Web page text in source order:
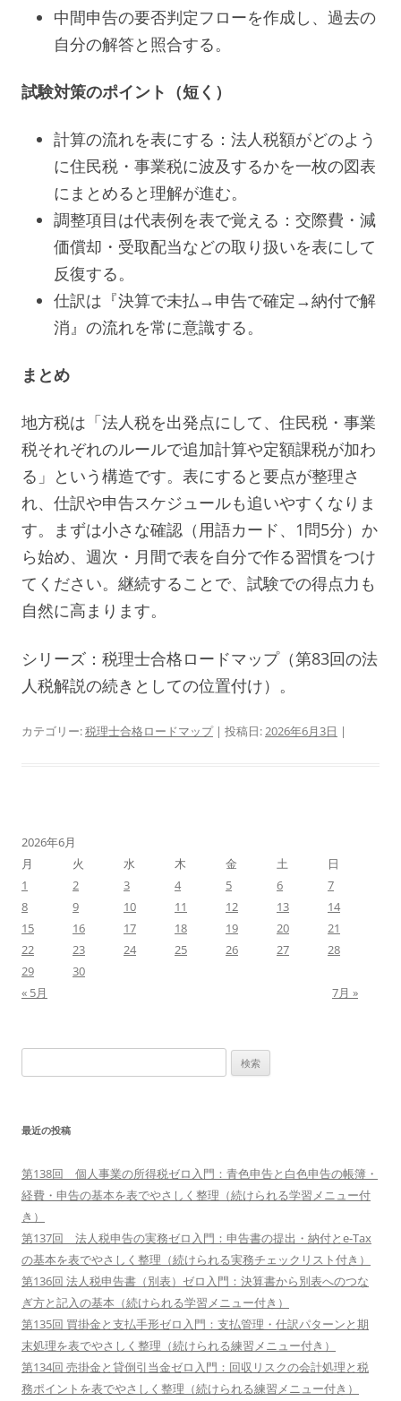
中間申告の要否判定フローを作成し、過去の
自分の解答と照合する。
試験対策のポイント（短く）
計算の流れを表にする：法人税額がどのよう
に住民税・事業税に波及するかを一枚の図表
にまとめると理解が進む。
調整項目は代表例を表で覚える：交際費・減
価償却・受取配当などの取り扱いを表にして
反復する。
仕訳は『決算で未払→申告で確定→納付で解
消』の流れを常に意識する。
まとめ
地方税は「法人税を出発点にして、住民税・事業
税それぞれのルールで追加計算や定額課税が加わ
る」という構造です。表にすると要点が整理さ
れ、仕訳や申告スケジュールも追いやすくなりま
す。まずは小さな確認（用語カード、1問5分）か
ら始め、週次・月間で表を自分で作る習慣をつけ
てください。継続することで、試験での得点力も
自然に高まります。
シリーズ：税理士合格ロードマップ（第83回の法
人税解説の続きとしての位置付け）。
カテゴリー:税理士合格ロードマップ| 投稿日:2026年6月3日 |
2026年6月
月
火 水 木 金 土
日
1
2 3 4 5 6
7
8
9 10 11 12 13
14
15
16 17 18 19 20
21
22
23 24 25 26 27
28
29
30
« 5月
7月 »
索:
最近の投稿
第138回 個人事業の所得税ゼロ入門：青色申告と白色申告の帳簿・
経費・申告の基本を表でやさしく整理（続けられる学習メニュー付
き）
第137回 法人税申告の実務ゼロ入門：申告書の提出・納付とe-Tax
の基本を表でやさしく整理（続けられる実務チェックリスト付き）
第136回 法人税申告書（別表）ゼロ入門：決算書から別表へのつな
ぎ方と記入の基本（続けられる学習メニュー付き）
第135回 買掛金と支払手形ゼロ入門：支払管理・仕訳パターンと期
末処理を表でやさしく整理（続けられる練習メニュー付き）
第134回 売掛金と貸倒引当金ゼロ入門：回収リスクの会計処理と税
務ポイントを表でやさしく整理（続けられる練習メニュー付き）